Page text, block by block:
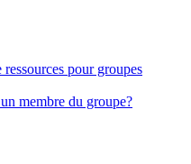
pour groupes
membre du groupe?